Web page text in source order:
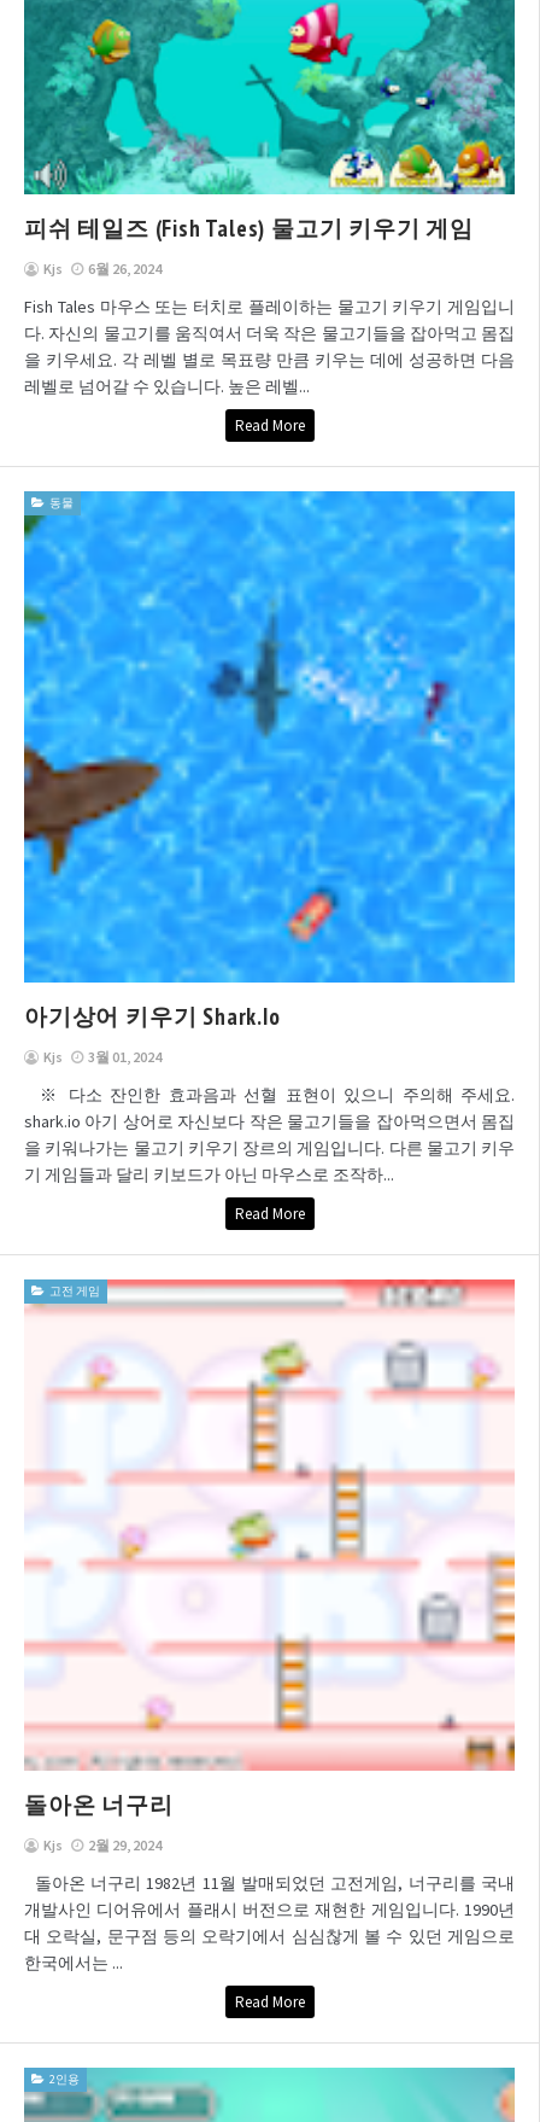
피쉬 테일즈 (Fish Tales) 물고기 키우기 게임
Kjs 6월 26, 2024
Fish Tales 마우스 또는 터치로 플레이하는 물고기 키우기 게임입니
다. 자신의 물고기를 움직여서 더욱 작은 물고기들을 잡아먹고 몸집
을 키우세요. 각 레벨 별로 목표량 만큼 키우는 데에 성공하면 다음
레벨로 넘어갈 수 있습니다. 높은 레벨...
Read More
동물
아기상어 키우기 Shark.io
Kjs 3월 01, 2024
※ 다소 잔인한 효과음과 선혈 표현이 있으니 주의해 주세요.
shark.io 아기 상어로 자신보다 작은 물고기들을 잡아먹으면서 몸집
을 키워나가는 물고기 키우기 장르의 게임입니다. 다른 물고기 키우
기 게임들과 달리 키보드가 아닌 마우스로 조작하...
Read More
고전 게임
돌아온 너구리
Kjs 2월 29, 2024
돌아온 너구리 1982년 11월 발매되었던 고전게임, 너구리를 국내
개발사인 디어유에서 플래시 버전으로 재현한 게임입니다. 1990년
대 오락실, 문구점 등의 오락기에서 심심찮게 볼 수 있던 게임으로
한국에서는 ...
Read More
2인용